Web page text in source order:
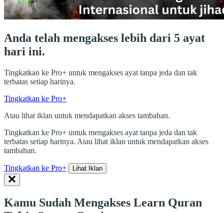
Anda telah mengakses lebih dari 5 ayat
hari ini.
Tingkatkan ke Pro+ untuk mengakses ayat tanpa jeda dan tak
terbatas setiap harinya.
Tingkatkan ke Pro+
Atau lihat iklan untuk mendapatkan akses tambahan.
Tingkatkan ke Pro+ untuk mengakses ayat tanpa jeda dan tak
terbatas setiap harinya. Atau lihat iklan untuk mendapatkan akses
tambahan.
Tingkatkan ke Pro+ Lihat Iklan
Kamu Sudah Mengakses Learn Quran